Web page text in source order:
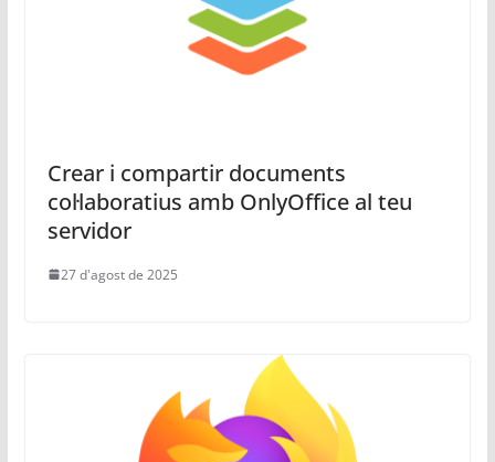
Crear i compartir documents
col·laboratius amb OnlyOffice al teu
servidor
27 d'agost de 2025